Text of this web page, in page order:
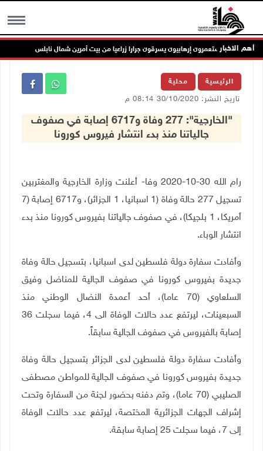
MENU أهم الاخبارمستعمرون إرهابيون يسرقون جرارا زراعيا من بيت أمرين شمال نابلس
الرئيسية محلية
تاريخ النشر: 30/10/2020 08:14 م
"الخارجية": 277 وفاة و6717 إصابة في صفوف
جالياتنا منذ بدء انتشار فيروس كورونا
رام الله 30-10-2020 وفا- أعلنت وزارة الخارجية والمغتربين
تسجيل 277 حالة وفاة (1 اسبانيا، 1 الجزائر)، و6717 إصابة (7
أمريكا، 1 بلجيكا)، في صفوف جالياتنا بفيروس كورونا منذ بدء
انتشار الوباء.
وأفادت سفارة دولة فلسطين لدى اسبانيا، بتسجيل حالة وفاة
جديدة بفيروس كورونا في صفوف الجالية للمناضل وفيق
السلعاوي (70 عاما)، أحد أعمدة النضال الوطني منذ
السبعينات، ليرتفع عدد حالات الوفاة الى 4، فيما سجلت 36
إصابة بالفيروس في صفوف الجالية سابقاً.
وأفادت سفارة دولة فلسطين لدى الجزائر بتسجيل حالة وفاة
جديدة بفيروس كورونا في صفوف الجالية للمواطن مصطفى
الصليبي (70 عاما)، وتم دفنه بحضور لجنة من السفارة وتحت
إشراف الجهات الجزائرية المختصة، ليرتفع عدد حالات الوفاة
إلى 7، فيما سجلت 25 إصابة سابقة.